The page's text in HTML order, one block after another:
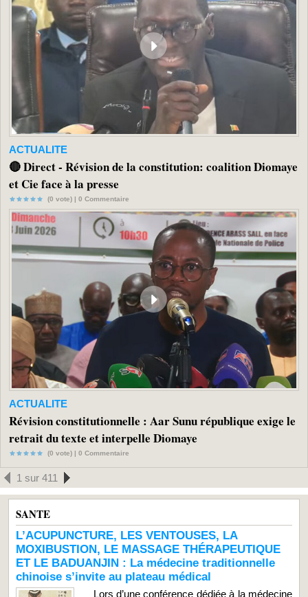
ACTUALITE
🔴 Direct - Révision de la constitution: coalition Diomaye
et Cie face à la presse
(0 vote) | 0 Commentaire
ACTUALITE
Révision constitutionnelle : Aar Sunu république exige le
retrait du texte et interpelle Diomaye
(0 vote) | 0 Commentaire
1 sur 411
SANTE
L’ACUPUNCTURE, LES VENTOUSES, LA
MOXIBUSTION, LE MASSAGE THÉRAPEUTIQUE
ET LE BADUANJIN : La médecine traditionnelle
chinoise s’invite au plateau médical
Lors d’une conférence dédiée à la médecine